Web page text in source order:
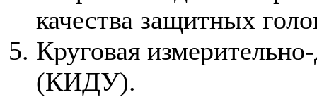
качества защитных
Круговая
(КИДУ).